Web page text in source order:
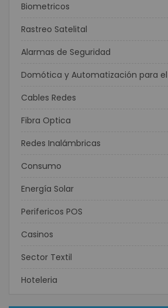
Biometricos
Rastreo Satelital
Alarmas de Seguridad
Domótica y Automatización para
Cables Redes
Fibra Optica
Redes Inalámbricas
Consumo
Energía Solar
Perifericos POS
Casinos
Sector Textil
Hoteleria